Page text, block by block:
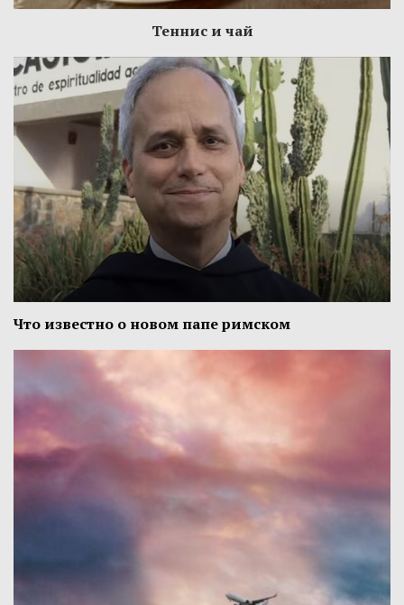
Теннис и чай
Что известно о новом папе римском